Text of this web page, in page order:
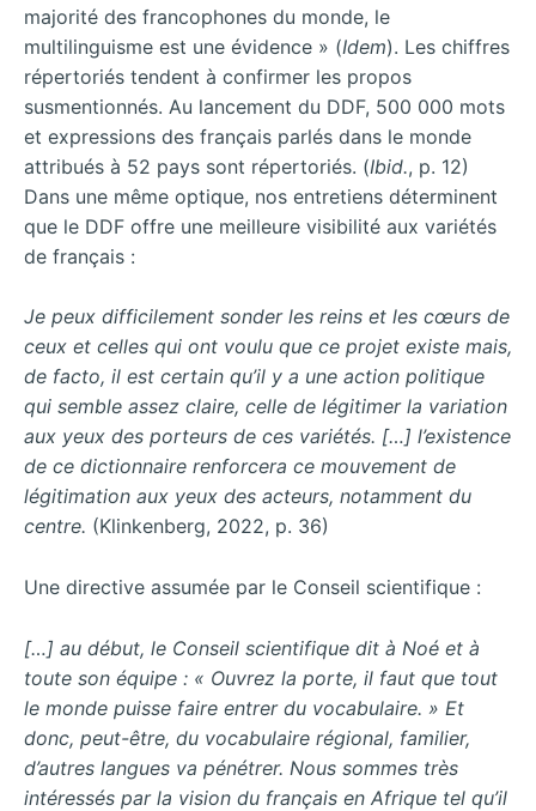
majorité des francophones du monde, le
multilinguisme est une évidence » (Idem). Les chiffres
répertoriés tendent à confirmer les propos
susmentionnés. Au lancement du DDF, 500 000 mots
et expressions des français parlés dans le monde
attribués à 52 pays sont répertoriés. (Ibid., p. 12)
Dans une même optique, nos entretiens déterminent
que le DDF offre une meilleure visibilité aux variétés
de français :
Je peux difficilement sonder les reins et les cœurs de
ceux et celles qui ont voulu que ce projet existe mais,
de facto, il est certain qu’il y a une action politique
qui semble assez claire, celle de légitimer la variation
aux yeux des porteurs de ces variétés. […] l’existence
de ce dictionnaire renforcera ce mouvement de
légitimation aux yeux des acteurs, notamment du
centre. (Klinkenberg, 2022, p. 36)
Une directive assumée par le Conseil scientifique :
[…] au début, le Conseil scientifique dit à Noé et à
toute son équipe : « Ouvrez la porte, il faut que tout
le monde puisse faire entrer du vocabulaire. » Et
donc, peut-être, du vocabulaire régional, familier,
d’autres langues va pénétrer. Nous sommes très
intéressés par la vision du français en Afrique tel qu’il